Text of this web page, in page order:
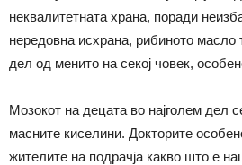
неквалитетната храна, поради
нередовна исхрана, рибиното масло
дел од менито на секој човек,
Мозокот на децата во најголем дел
масните киселини. Докторите
жителите на подрачја какво што е